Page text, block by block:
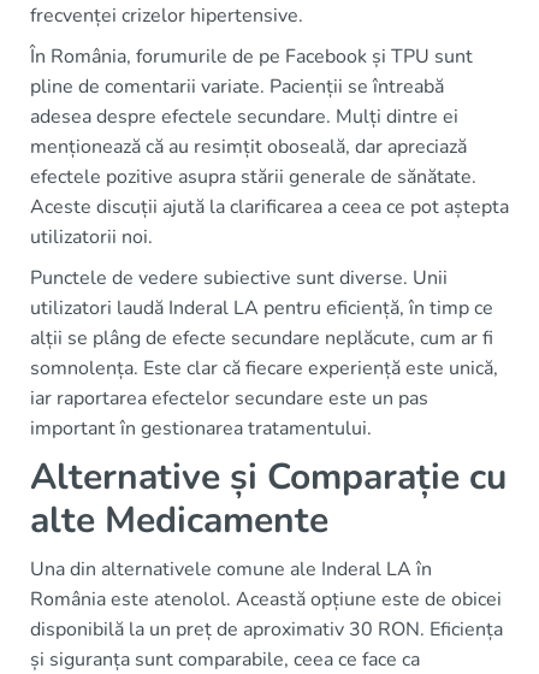
frecvenței crizelor hipertensive.
În România, forumurile de pe Facebook și TPU sunt
pline de comentarii variate. Pacienții se întreabă
adesea despre efectele secundare. Mulți dintre ei
menționează că au resimțit oboseală, dar apreciază
efectele pozitive asupra stării generale de sănătate.
Aceste discuții ajută la clarificarea a ceea ce pot aștepta
utilizatorii noi.
Punctele de vedere subiective sunt diverse. Unii
utilizatori laudă Inderal LA pentru eficiență, în timp ce
alții se plâng de efecte secundare neplăcute, cum ar fi
somnolența. Este clar că fiecare experiență este unică,
iar raportarea efectelor secundare este un pas
important în gestionarea tratamentului.
Alternative și Comparație cu
alte Medicamente
Una din alternativele comune ale Inderal LA în
România este atenolol. Această opțiune este de obicei
disponibilă la un preț de aproximativ 30 RON. Eficiența
și siguranța sunt comparabile, ceea ce face ca